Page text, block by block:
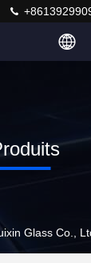
Glass Co.,